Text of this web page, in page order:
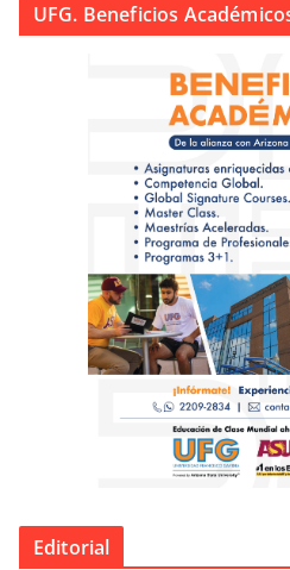
UFG. Beneficios
Editorial